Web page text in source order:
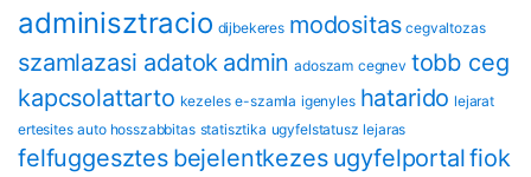
adminisztracio dijbekeres modositas cegvaltozas
szamlazasi adatok admin adoszam cegnev tobb ceg
kapcsolattarto kezeles e-szamla igenyles hatarido lejarat
ertesites auto hosszabbitas statisztika ugyfelstatusz lejaras
felfuggesztes bejelentkezes ugyfelportalfiok